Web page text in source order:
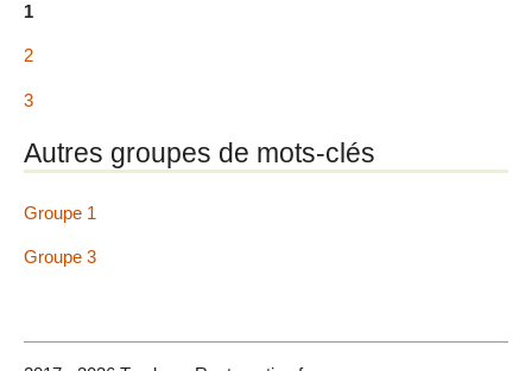
1
2
3
Autres groupes de mots-clés
Groupe 1
Groupe 3